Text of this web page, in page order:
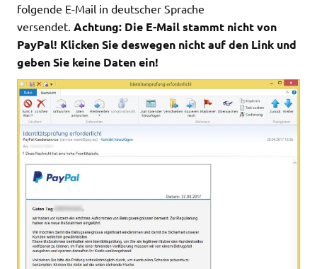
folgende E-Mail in deutscher Sprache
versendet. Achtung: Die E-Mail stammt nicht von
PayPal! Klicken Sie deswegen nicht auf den Link und
geben Sie keine Daten ein!